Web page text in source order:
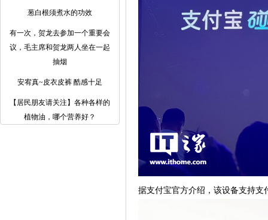
葱白根须煮水的功效
有一次，贺龙去参加一个重要会
议，毛主席和贺龙两人坐在一起
抽烟
安宥真~皮衣皮裤 酷感十足
【居民朋友请关注】各种各样的
植物油，哪个营养好？
据支付宝官方介绍，该设备支持支